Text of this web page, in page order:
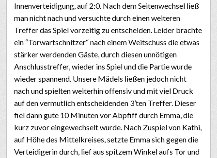
Innenverteidigung, auf 2:0. Nach dem Seitenwechsel ließ
man nicht nach und versuchte durch einen weiteren
Treffer das Spiel vorzeitig zu entscheiden. Leider brachte
ein “Torwartschnitzer“ nach einem Weitschuss die etwas
stärker werdenden Gäste, durch diesen unnötigen
Anschlusstreffer, wieder ins Spiel und die Partie wurde
wieder spannend. Unsere Mädels ließen jedoch nicht
nach und spielten weiterhin offensiv und mit viel Druck
auf den vermutlich entscheidenden 3’ten Treffer. Dieser
fiel dann gute 10 Minuten vor Abpfiff durch Emma, die
kurz zuvor eingewechselt wurde. Nach Zuspiel von Kathi,
auf Höhe des Mittelkreises, setzte Emma sich gegen die
Verteidigerin durch, lief aus spitzem Winkel aufs Tor und